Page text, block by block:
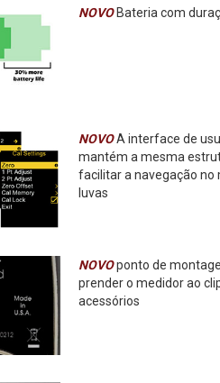
NOVOBateria com
NOVOA interface de
mantém a mesma
facilitar a navegação no
luvas
NOVOponto de
prender o medidor ao
acessórios